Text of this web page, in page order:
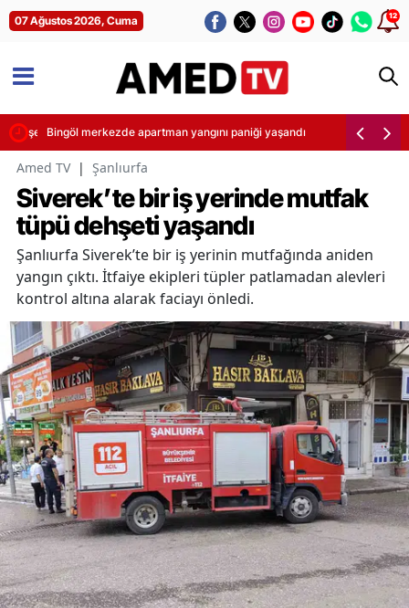
07 Ağustos 2026, Cuma 12
yaptı
Bingöl merkezde apartman yangını paniği yaşandı
Amed TV | Şanlıurfa
Siverek’te bir iş yerinde mutfak
tüpü dehşeti yaşandı
Şanlıurfa Siverek’te bir iş yerinin mutfağında aniden
yangın çıktı. İtfaiye ekipleri tüpler patlamadan alevleri
kontrol altına alarak faciayı önledi.